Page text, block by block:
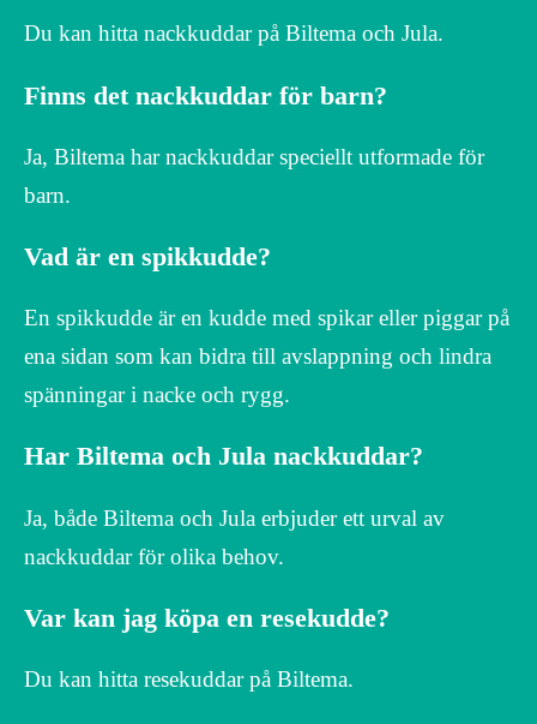
Du kan hitta nackkuddar på Biltema och Jula.
Finns det nackkuddar för barn?
Ja, Biltema har nackkuddar speciellt utformade för
barn.
Vad är en spikkudde?
En spikkudde är en kudde med spikar eller piggar på
ena sidan som kan bidra till avslappning och lindra
spänningar i nacke och rygg.
Har Biltema och Jula nackkuddar?
Ja, både Biltema och Jula erbjuder ett urval av
nackkuddar för olika behov.
Var kan jag köpa en resekudde?
Du kan hitta resekuddar på Biltema.